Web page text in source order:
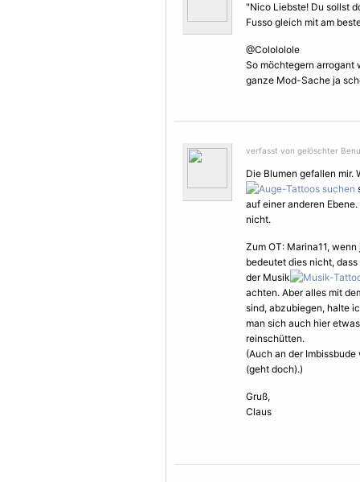
"Nico Liebste! Du sollst
Fusso gleich mit am
@Colololole
So möchtegern arrogant
ganze Mod-Sache ja
verfasst von gelöschter
Die Blumen gefallen mir.
auf einer anderen
nicht.
Zum OT: Marina11,
bedeutet dies nicht,
der Musik
achten. Aber alles mit
sind, abzubiegen, halte
man sich auch hier
reinschütten.
(Auch an der
(geht doch).)
Gruß,
Claus